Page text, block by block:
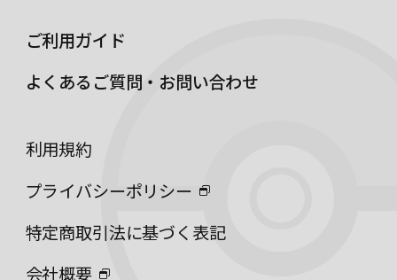
ご利用ガイド
よくあるご質問・お問い合わせ
利用規約
プライバシーポリシー
特定商取引法に基づく表記
会社概要